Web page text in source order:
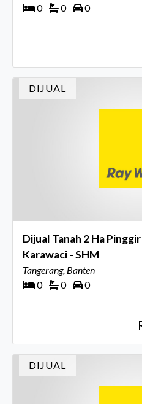
0 0 0
DIJUAL
Dijual Tanah 2 Ha
Karawaci - SHM
Tangerang, Banten
0
0 0
DIJUAL